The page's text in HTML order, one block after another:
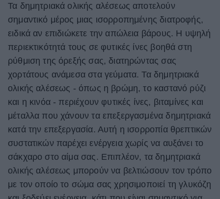
Τα δημητριακά ολικής αλέσεως αποτελούν
σημαντικό μέρος μιας ισορροπημένης διατροφής,
ειδικά αν επιδιώκετε την απώλεια βάρους. Η υψηλή
περιεκτικότητά τους σε φυτικές ίνες βοηθά στη
ρύθμιση της όρεξής σας, διατηρώντας σας
χορτάτους ανάμεσα στα γεύματα. Τα δημητριακά
ολικής αλέσεως - όπως η βρώμη, το καστανό ρύζι
και η κινόα - περιέχουν φυτικές ίνες, βιταμίνες και
μέταλλα που χάνουν τα επεξεργασμένα δημητριακά
κατά την επεξεργασία. Αυτή η ισορροπία θρεπτικών
συστατικών παρέχει ενέργεια χωρίς να αυξάνει το
σάκχαρο στο αίμα σας. Επιπλέον, τα δημητριακά
ολικής αλέσεως μπορούν να βελτιώσουν τον τρόπο
με τον οποίο το σώμα σας χρησιμοποιεί τη γλυκόζη